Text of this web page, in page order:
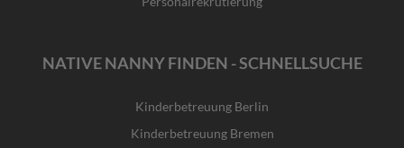
NATIVE NANNY FINDEN - SCHNELLSUCHE
Kinderbetreuung Berlin
Kinderbetreuung Bremen